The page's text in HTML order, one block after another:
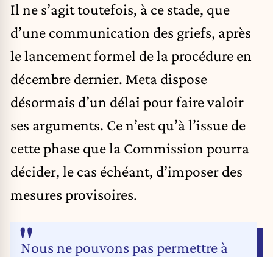
Il ne s’agit toutefois, à ce stade, que
d’une communication des griefs, après
le lancement formel de la procédure en
décembre dernier. Meta dispose
désormais d’un délai pour faire valoir
ses arguments. Ce n’est qu’à l’issue de
cette phase que la Commission pourra
décider, le cas échéant, d’imposer des
mesures provisoires.
Nous ne pouvons pas permettre à